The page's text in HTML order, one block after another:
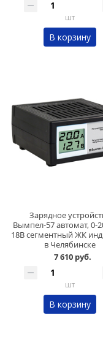
шт
В корзину
Зарядное
Вымпел-57 автомат, 0-
18В сегментный ЖК
в Челябинске
7 610 руб.
шт
В корзину